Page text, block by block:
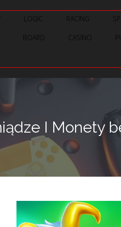
LOGIC RACING
BOARD CASINO
I Monety